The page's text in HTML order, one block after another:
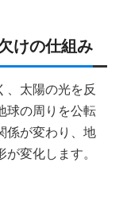
けの仕組み
、太陽の光を反
球の周りを公転
係が変わり、地
変化します。